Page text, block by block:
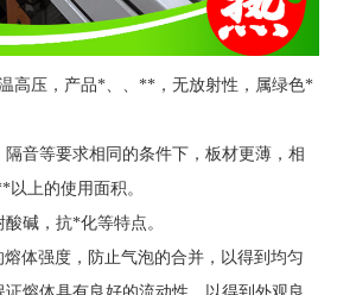
高压，产品*、、**，无放射性，属绿色*
音等要求相同的条件下，板材更薄，相
上的使用面积。
碱，抗*化等特点。
体强度，防止气泡的合并，以得到均匀
熔体具有良好的流动性，以得到外观良